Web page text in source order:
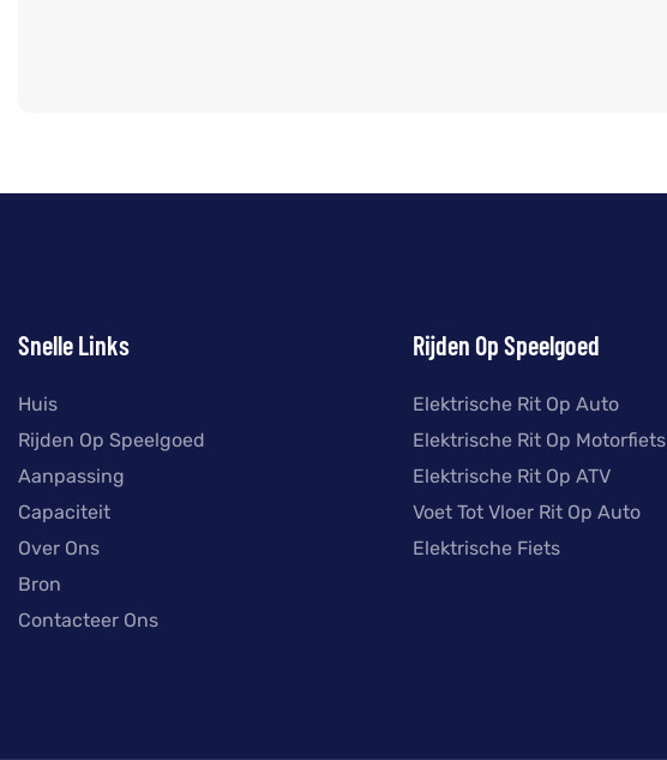
Snelle Links
Huis
Rijden Op Speelgoed
Aanpassing
Capaciteit
Over Ons
Bron
Contacteer Ons
Rijden Op Speelgoed
Elektrische Rit Op Auto
Elektrische Rit Op Motorfiets
Elektrische Rit Op ATV
Voet Tot Vloer Rit Op Auto
Elektrische Fiets